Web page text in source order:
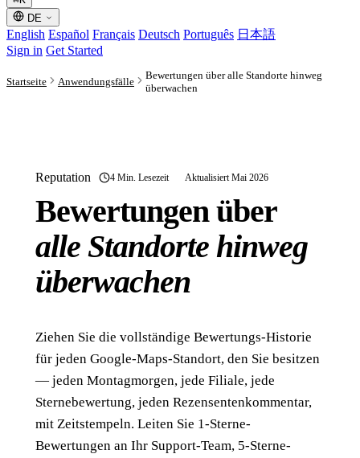
DE
English Español Français Deutsch Português 日本語
Sign in Get Started
Startseite Anwendungsfälle
Bewertungen über alle Standorte hinweg
überwachen
Reputation 4 Min. Lesezeit Aktualisiert Mai 2026
Bewertungen über
alle Standorte hinweg
überwachen
Ziehen Sie die vollständige Bewertungs-Historie
für jeden Google-Maps-Standort, den Sie besitzen
— jeden Montagmorgen, jede Filiale, jede
Sternebewertung, jeden Rezensentenkommentar,
mit Zeitstempeln. Leiten Sie 1-Sterne-
Bewertungen an Ihr Support-Team, 5-Sterne-